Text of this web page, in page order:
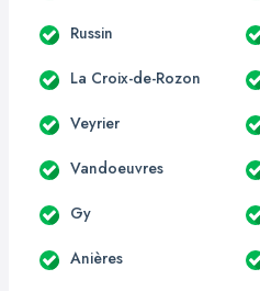
Russin
La Croix-de-Rozon
Veyrier
Vandoeuvres
Gy
Anières